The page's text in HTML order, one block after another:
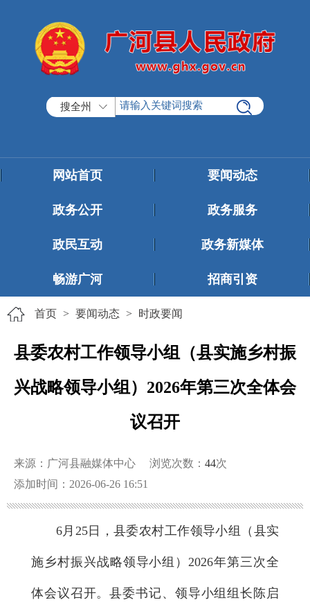
搜全州
网站首页 要闻动态
政务公开 政务服务
政民互动 政务新媒体
畅游广河 招商引资
首页 > 要闻动态 > 时政要闻
县委农村工作领导小组（县实施乡村振
兴战略领导小组）2026年第三次全体会
议召开
来源：广河县融媒体中心 浏览次数： 44次
添加时间：2026-06-26 16:51
6月25日，县委农村工作领导小组（县实
施乡村振兴战略领导小组）2026年第三次全
体会议召开。县委书记、领导小组组长陈启